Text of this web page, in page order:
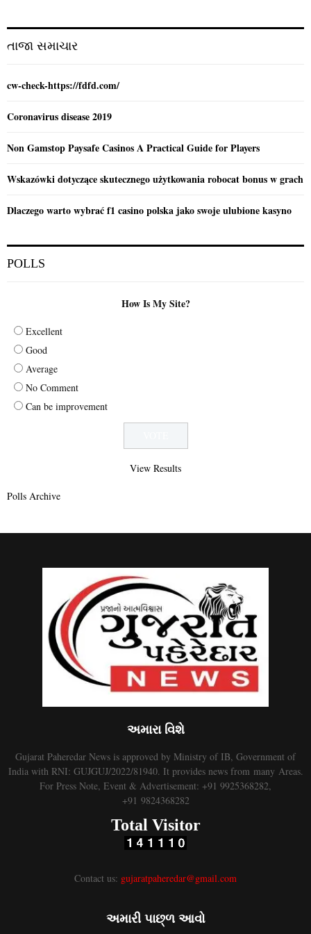
:
તાજા સમાચાર
cw-check-https://fdfd.com/
Coronavirus disease 2019
Non Gamstop Paysafe Casinos A Practical Guide for Players
Wskazówki dotyczące skutecznego użytkowania robocat bonus w grach
Dlaczego warto wybrać f1 casino polska jako swoje ulubione kasyno
POLLS
How Is My Site?
Excellent
Good
Average
No Comment
Can be improvement
View Results
Polls Archive
અમારા વિશે
Gujarat Paheredar News is approved by Ministry of IB, Government of
India with RNI: GUJGUJ/2022/81940. It provides news from many Areas.
For Press Note, Event & Advertisement: +91 9925368282,
+91 9824368282
Total Visitor
Contact us: gujaratpaheredar@gmail.com
અમારી પાછ્ળ આવો